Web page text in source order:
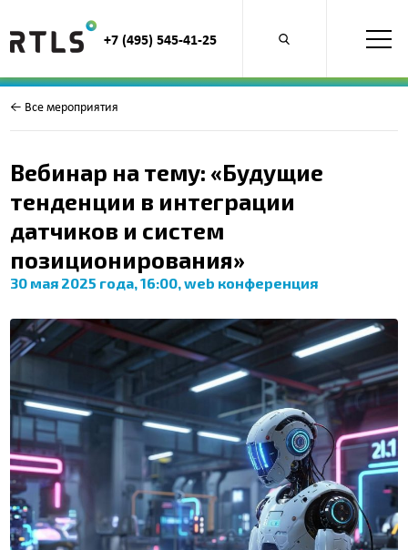
Открыть
продуктам
+7 (495) 545-41-25
← Все мероприятия
Вебинар на тему: «Будущие
тенденции в интеграции
датчиков и систем
позиционирования»
30 мая 2025 года, 16:00, web конференция